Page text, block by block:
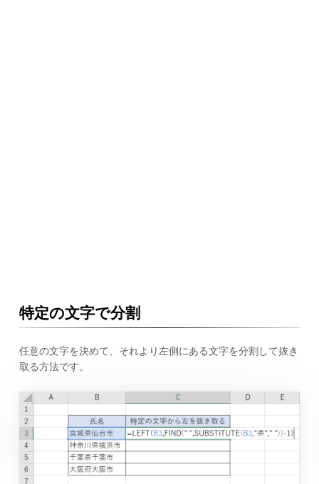
特定の文字で分割
任意の文字を決めて、それより左側にある文字を分割して抜き
取る方法です。